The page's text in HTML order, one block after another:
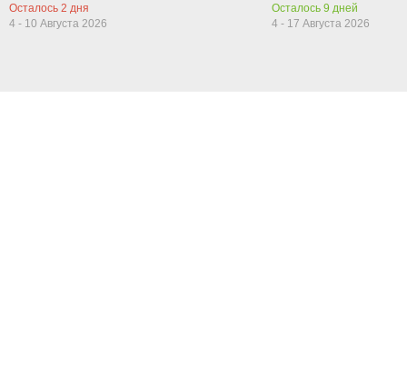
Осталось 2 дня
4 - 10 Августа 2026
Осталось 9 дней
4 - 17 Августа 2026